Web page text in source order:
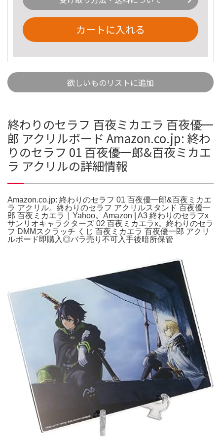
カートに入れる
欲しいものリストに追加
終わりのセラフ 百夜ミカエラ 百夜優一
郎 アクリルボード Amazon.co.jp: 終わ
りのセラフ 01 百夜優一郎&百夜ミカエ
ラ アクリルの詳細情報
Amazon.co.jp: 終わりのセラフ 01 百夜優一郎&百夜ミカエ
ラ アクリル。終わりのセラフ アクリルスタンド 百夜優一
郎 百夜ミカエラ｜Yahoo。Amazon | A3 終わりのセラフx
サンリオキャラクターズ 02 百夜ミカエラx。終わりのセラ
フ DMMスクラッチ くじ 百夜ミカエラ 百夜優一郎 アクリ
ルボード即購入◎バラ売り不可入手後暗所保管